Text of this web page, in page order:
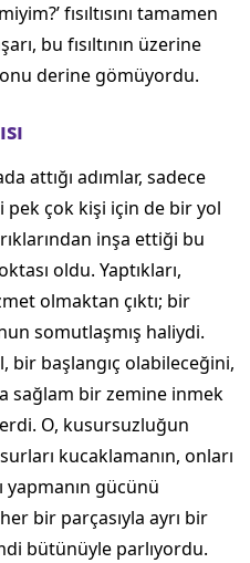
fısıltısını tamamen
bu fısıltının üzerine
derine gömüyordu.
attığı adımlar, sadece
pek çok kişi için de bir yol
inşa ettiği bu
oldu. Yaptıkları,
olmaktan çıktı; bir
somutlaşmış haliydi.
bir başlangıç olabileceğini,
sağlam bir zemine inmek
O, kusursuzluğun
kucaklamanın, onları
gücünü
bir parçasıyla ayrı bir
bütünüyle parlıyordu.